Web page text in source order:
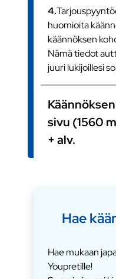
4.
huomioita
käännöksen
Nämä tiedot
juuri lukijoillesi
sivu (1560
+ alv.
Hae
Hae mukaan
Youpretille!